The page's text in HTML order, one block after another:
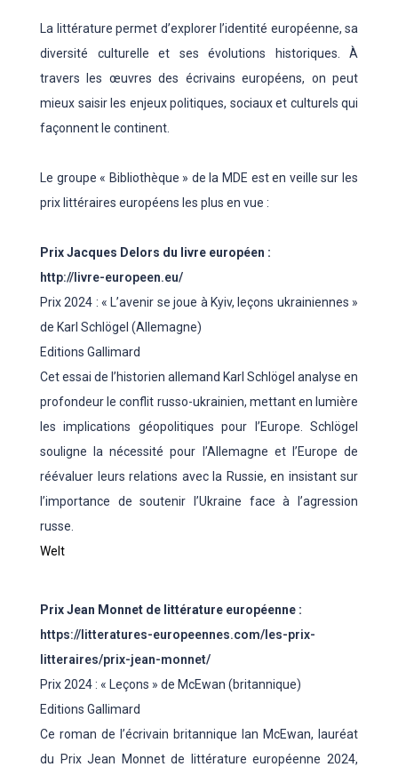
La littérature permet d’explorer l’identité européenne, sa
diversité culturelle et ses évolutions historiques. À
travers les œuvres des écrivains européens, on peut
mieux saisir les enjeux politiques, sociaux et culturels qui
façonnent le continent.
Le groupe « Bibliothèque » de la MDE est en veille sur les
prix littéraires européens les plus en vue :
Prix Jacques Delors du livre européen :
http://livre-europeen.eu/
Prix 2024 : « L’avenir se joue à Kyiv, leçons ukrainiennes »
de Karl Schlögel (Allemagne)
Editions Gallimard
Cet essai de l’historien allemand Karl Schlögel analyse en
profondeur le conflit russo-ukrainien, mettant en lumière
les implications géopolitiques pour l’Europe. Schlögel
souligne la nécessité pour l’Allemagne et l’Europe de
réévaluer leurs relations avec la Russie, en insistant sur
l’importance de soutenir l’Ukraine face à l’agression
russe.
Welt
Prix Jean Monnet de littérature européenne :
https://litteratures-europeennes.com/les-prix-
litteraires/prix-jean-monnet/
Prix 2024 : « Leçons » de McEwan (britannique)
Editions Gallimard
Ce roman de l’écrivain britannique Ian McEwan, lauréat
du Prix Jean Monnet de littérature européenne 2024,